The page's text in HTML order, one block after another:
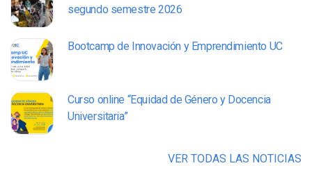
segundo semestre 2026
Bootcamp de Innovación y Emprendimiento UC
Curso online “Equidad de Género y Docencia
Universitaria”
VER TODAS LAS NOTICIAS